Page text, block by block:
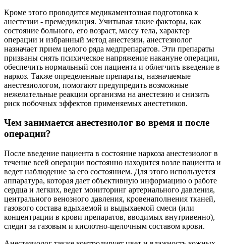
Кроме этого проводится медикаментозная подготовка к
анестезии - премедикация. Учитывая такие факторы, как
состояние больного, его возраст, массу тела, характер
операции и избранный метод анестезии, анестезиолог
назначает прием целого ряда медпрепаратов. Эти препараты
призваны снять психическое напряжение накануне операции,
обеспечить нормальный сон пациента и облегчить введение в
наркоз. Также определенные препараты, назначаемые
анестезиологом, помогают предупредить возможные
нежелательные реакции организма на анестезию и снизить
риск побочных эффектов применяемых анестетиков.
Чем занимается анестезиолог во время и после
операции?
После введение пациента в состояние наркоза анестезиолог в
течение всей операции постоянно находится возле пациента и
ведет наблюдение за его состоянием. Для этого используется
аппаратура, которая дает объективную информацию о работе
сердца и легких, ведет мониторинг артериального давления,
центрального венозного давления, кровенаполнения тканей,
газового состава вдыхаемой и выдыхаемой смеси (или
концентрации в крови препаратов, вводимых внутривенно),
следит за газовым и кислотно-щелочным составом крови.